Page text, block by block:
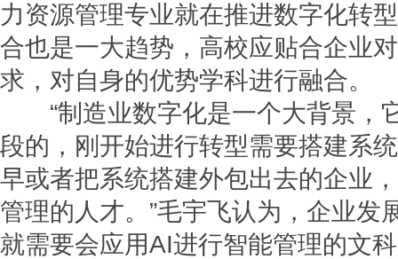
力资源管理专业就在推进数字化转
合也是一大趋势，高校应贴合企业
求，对自身的优势学科进行融合。
“制造业数字化是一个大背景，
段的，刚开始进行转型需要搭建系
早或者把系统搭建外包出去的企业
管理的人才。”毛宇飞认为，企业发
就需要会应用AI进行智能管理的文